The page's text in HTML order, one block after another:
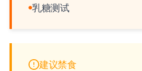
乳糖测试
建议禁食